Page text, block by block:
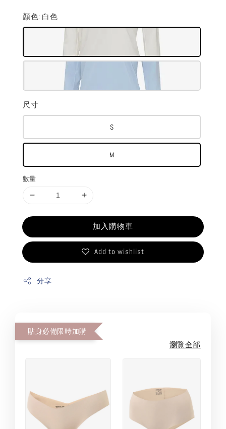
顏色: 白色
尺寸
S
M
數量
加入購物車
Add to wishlist
分享
貼身必備限時加購
瀏覽全部